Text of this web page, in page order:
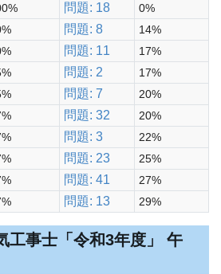
問題: 18
0%
問題: 8
14%
問題: 11
17%
問題: 2
17%
問題: 7
20%
問題: 32
20%
問題: 3
22%
問題: 23
25%
問題: 41
27%
問題: 13 29%
工事士「令和3年度」 午